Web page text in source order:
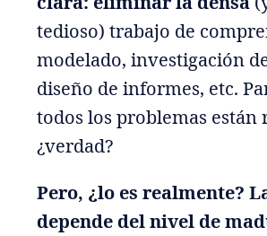
tedioso) trabajo de
modelado, investigación
diseño de informes, etc.
todos los problemas están
¿verdad?
Pero, ¿lo es realmente?
depende del nivel de